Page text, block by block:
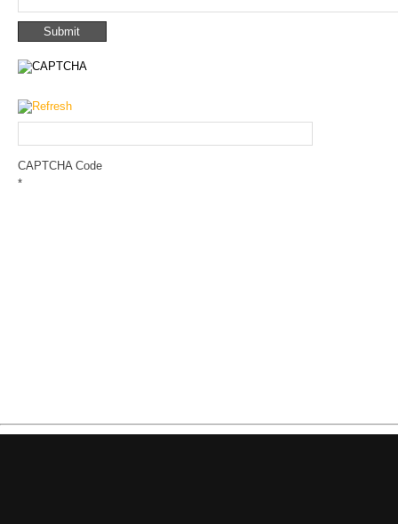
CAPTCHA Code
*